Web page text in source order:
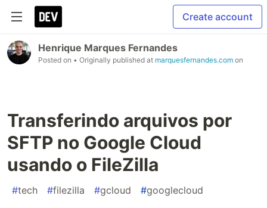
Create account
Henrique Marques Fernandes
Posted on • Originally published at marquesfernandes.com on
Transferindo arquivos por
SFTP no Google Cloud
usando o FileZilla
#tech #filezilla #gcloud #googlecloud